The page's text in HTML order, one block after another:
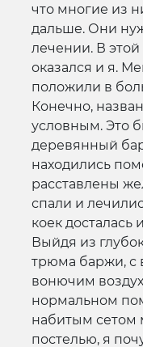
что многие из
дальше. Они
лечении. В
оказался и я.
положили в
Конечно,
условным. Это
деревянный
находились
расставлены
спали и
коек досталась
Выйдя из
трюма баржи, с
вонючим
нормальном
набитым сетом
постелью, я